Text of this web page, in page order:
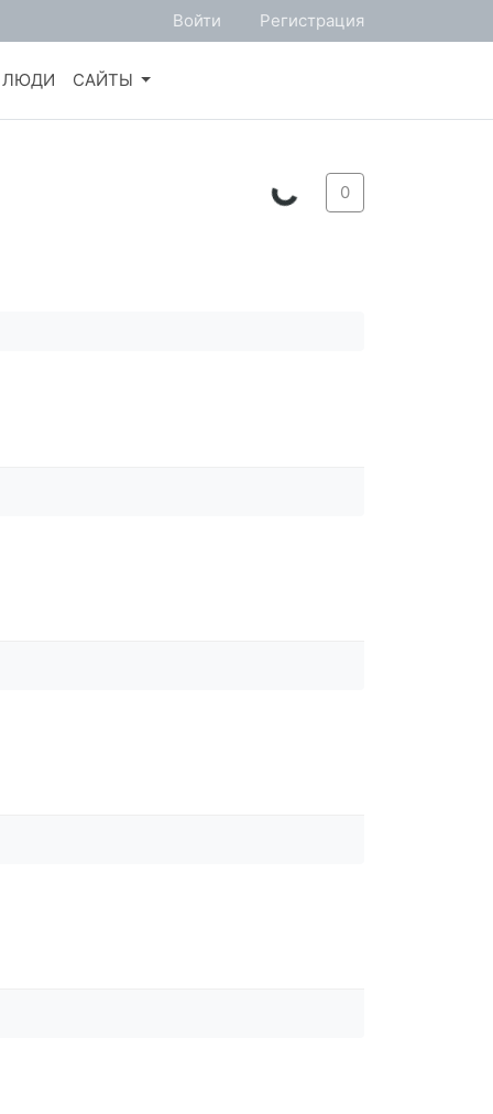
Войти Регистрация
ЛЮДИ САЙТЫ
0